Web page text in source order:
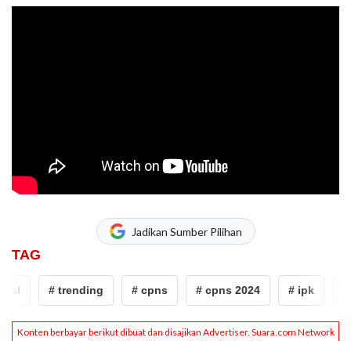
Jadikan Sumber Pilihan
TAG
# trending # cpns # cpns 2024 # ipk